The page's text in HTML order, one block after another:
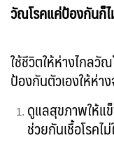
วัณโรคแ
ใช้ชีวิตให้ห่างไกล
ป้องกันตัวเองให้ห่า
ดูแลสุขภาพให้แ
ช่วยกันเชื้อโรคไ